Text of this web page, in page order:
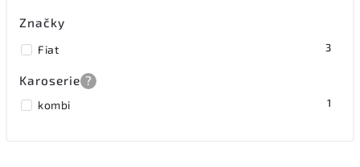
Značky
Fiat 3
Karoserie ?
kombi 1